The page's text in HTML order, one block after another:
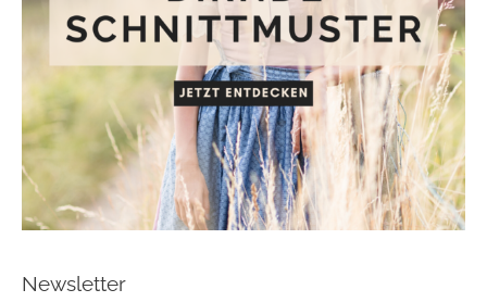
Newsletter